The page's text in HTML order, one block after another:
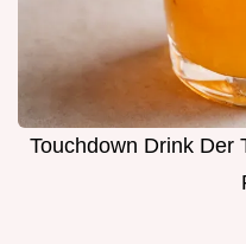
Touchdown Drink Der